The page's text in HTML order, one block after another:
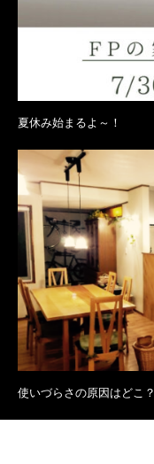
夏休み始まるよ～！
使いづらさの原因はどこ？